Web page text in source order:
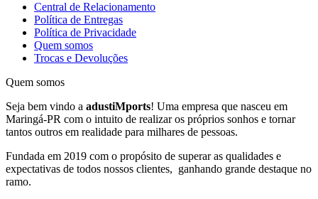
Central de Relacionamento
Política de Entregas
Política de Privacidade
Quem somos
Trocas e Devoluções
Quem somos
Seja bem vindo a adustiMports! Uma empresa que nasceu em
Maringá-PR com o intuito de realizar os próprios sonhos e tornar
tantos outros em realidade para milhares de pessoas.
Fundada em 2019 com o propósito de superar as qualidades e
expectativas de todos nossos clientes, ganhando grande destaque no
ramo.